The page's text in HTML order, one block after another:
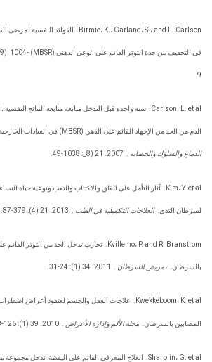
Birmie، K.، Garland، S.، and L. Carlson. الفوائد النفسية لمرضى
في التخفيف من حدة التوتر القائم على الوعي الذهني (MBSR) 1004-
9.
Carlson، L. et al. سنة واحدة قبل التدخل متابعة متابعة النتائج
الدم من الحد من الإجهاد القائم على الذهن (MBSR) في العيادات الخارجية سرطان الثدي والبروستات.
الدماغ والسلوك والحصانة .
2007. 21 (8_: 1038-49.
Kim، Y. et al. آثار التأمل على القلق والاكتئاب والتعب ونوعية حياة
لسرطان الثدي. العلاجات التكميلية في الطب 2013. 21 (4): 379-87.
Kvillemo، P. and R. Branstrom. تجارب تدخل الحد من التوتر القائم
بالسرطان. تمريض السرطان .
2011. 34 (1): 24-31.
Kwekkeboom، K. et al. علاجات العقل والجسم لعنقود أعراض
المصابين بالسرطان. مجلة الألم وإدارة الأعراض 2010. 39 (1): 126-38.
Sharplin، G. et al. العلاج المعرفي القائم على اليقظة: تدخل مجموعة